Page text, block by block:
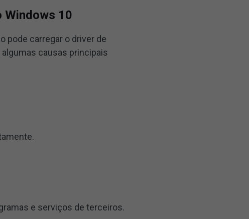
Windows 10
pode carregar o driver de
causas principais
e serviços de terceiros.